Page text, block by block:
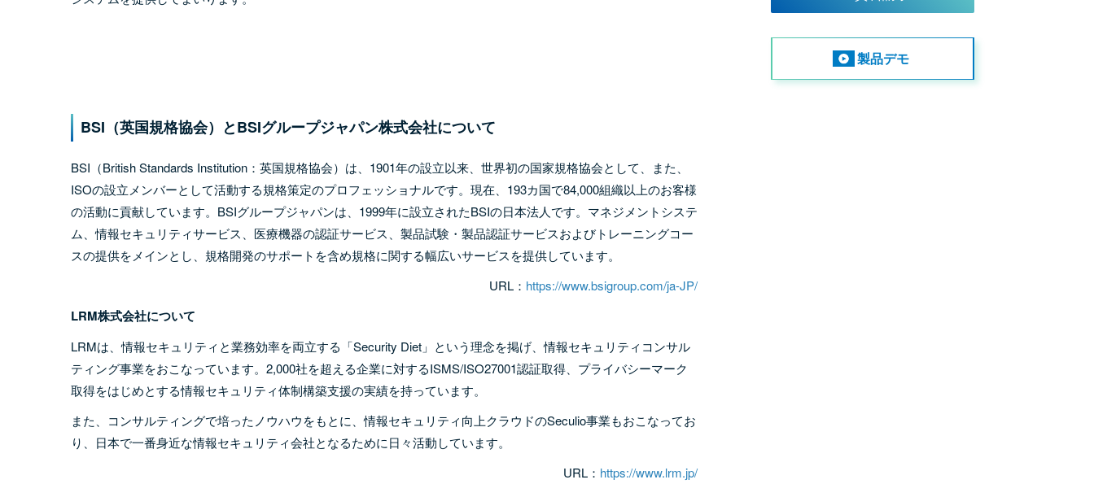
BSI （英国規格協会）とBSIグループジャパン株式会社について
BSI（British Standards Institution：英国規格協会）は、1901年の設立以来、世界初の国家規格協会として、また、
ISOの設立メンバーとして活動する規格策定のプロフェッショナルです。現在、193カ国で84,000組織以上のお客様
の活動に貢献しています。BSIグループジャパンは、1999年に設立されたBSIの日本法人です。マネジメントシステ
ム、情報セキュリティサービス、医療機器の認証サービス、製品試験・製品認証サービスおよびトレーニングコー
スの提供をメインとし、規格開発のサポートを含め規格に関する幅広いサービスを提供しています。
URL： https://www.bsigroup.com/ja-JP/
LRM株式会社について
LRMは、情報セキュリティと業務効率を両立する「Security Diet」という理念を掲げ、情報セキュリティコンサル
ティング事業をおこなっています。2,000社を超える企業に対するISMS/ISO27001認証取得、プライバシーマーク
取得をはじめとする情報セキュリティ体制構築支援の実績を持っています。
また、コンサルティングで培ったノウハウをもとに、情報セキュリティ向上クラウドのSeculio事業もおこなってお
り、日本で一番身近な情報セキュリティ会社となるために日々活動しています。
URL： https://www.lrm.jp/
製品デモ